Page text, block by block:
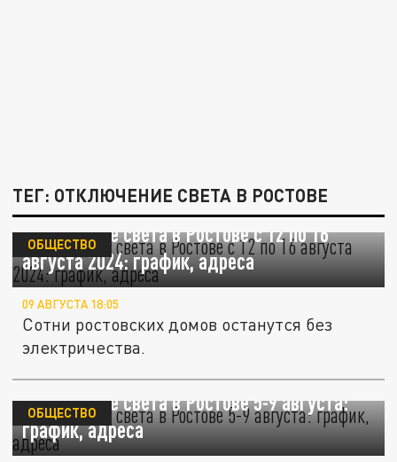
ТЕГ: ОТКЛЮЧЕНИЕ СВЕТА В РОСТОВЕ
Отключение света в Ростове с 12 по 16
августа 2024: график, адреса
ОБЩЕСТВО
09 АВГУСТА 18:05
Сотни ростовских домов останутся без
электричества.
Отключение света в Ростове 5-9 августа:
график, адреса
ОБЩЕСТВО